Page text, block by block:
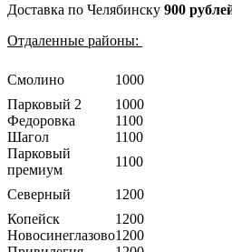
Доставка по Челябинску 900
Отдаленные районы:
Смолино 1000
Парковый 2
1000
Федоровка
1100
Шагол
1100
Парковый
премиум
1100
Северный 1200
Копейск
1200
Новосинеглазово1200